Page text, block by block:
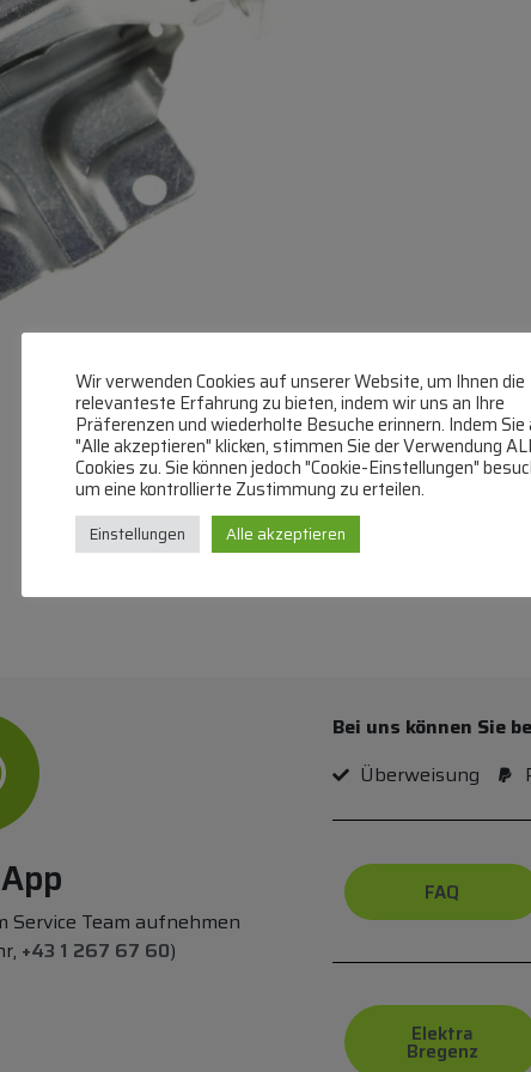
Team aufnehmen
+43 1 267 67 60)
Bei uns können Sie
Überweisung
FAQ
Elektra
Bregenz
Wir verwenden Cookies auf unserer Website, um Ihnen die
relevanteste Erfahrung zu bieten, indem wir uns an Ihre
Präferenzen und wiederholte Besuche erinnern. Indem
"Alle akzeptieren" klicken, stimmen Sie der Verwendung
Cookies zu. Sie können jedoch "Cookie-Einstellungen"
um eine kontrollierte Zustimmung zu erteilen.
Einstellungen Alle akzeptieren